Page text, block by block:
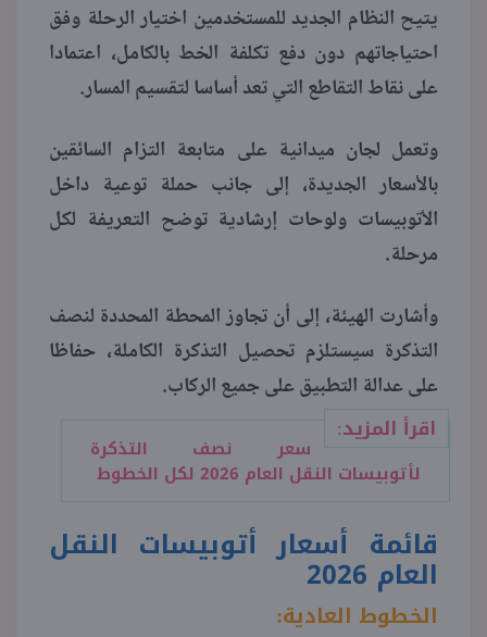
يتيح النظام الجديد للمستخدمين اختيار الرحلة وفق
احتياجاتهم دون دفع تكلفة الخط بالكامل، اعتمادا
على نقاط التقاطع التي تعد أساسا لتقسيم المسار.
وتعمل لجان ميدانية على متابعة التزام السائقين
بالأسعار الجديدة، إلى جانب حملة توعية داخل
الأتوبيسات ولوحات إرشادية توضح التعريفة لكل
مرحلة.
وأشارت الهيئة، إلى أن تجاوز المحطة المحددة لنصف
التذكرة سيستلزم تحصيل التذكرة الكاملة، حفاظا
على عدالة التطبيق على جميع الركاب.
اقرأ المزيد:
سعر نصف التذكرة
لأتوبيسات النقل العام 2026 لكل الخطوط
قائمة أسعار أتوبيسات النقل
العام 2026
الخطوط العادية: